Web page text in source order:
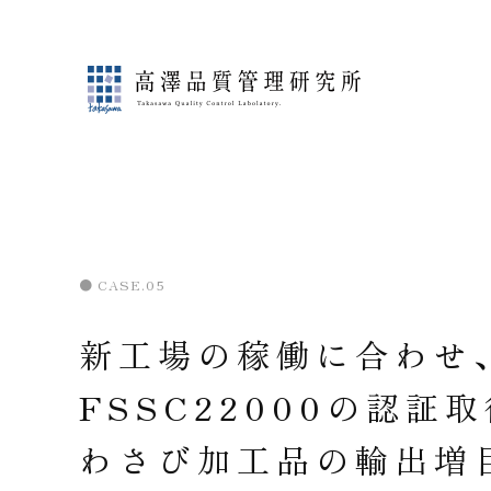
● CASE.05
新工場の稼働に合わせ、
FSSC22000の認証取
わさび加工品の輸出増